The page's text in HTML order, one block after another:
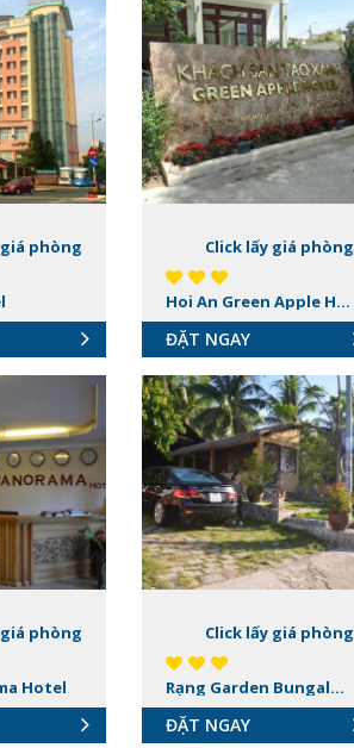
phòng Click lấy giá phòng
Hoi An Green Apple Hotel
ĐẶT NGAY
phòng
Hotel
Click lấy giá phòng
Rạng Garden Bungalow – Khu đồi
ĐẶT NGAY